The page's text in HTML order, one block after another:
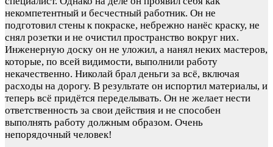
некомпетентный и бесчестный работник. Он не
подготовил стены к покраске, небрежно нанёс краску, не
снял розетки и не очистил пространство вокруг них.
Инженерную доску он не уложил, а нанял неких мастеров,
которые, по всей видимости, выполнили работу
некачественно. Николай брал деньги за всё, включая
расходы на дорогу. В результате он испортил материалы, и
теперь всё придётся переделывать. Он не желает нести
ответственность за свои действия и не способен
выполнять работу должным образом. Очень
непорядочный человек!